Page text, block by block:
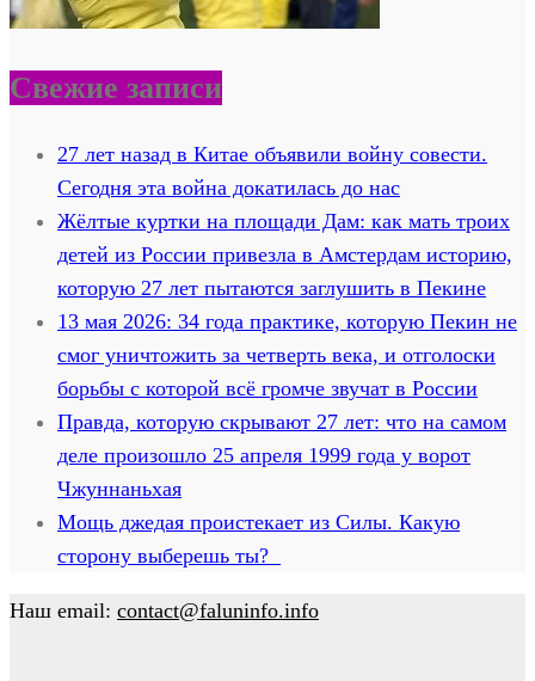
Свежие записи
27 лет назад в Китае объявили войну совести.
Сегодня эта война докатилась до нас
Жёлтые куртки на площади Дам: как мать троих
детей из России привезла в Амстердам историю,
которую 27 лет пытаются заглушить в Пекине
13 мая 2026: 34 года практике, которую Пекин не
смог уничтожить за четверть века, и отголоски
борьбы с которой всё громче звучат в России
Правда, которую скрывают 27 лет: что на самом
деле произошло 25 апреля 1999 года у ворот
Чжуннаньхая
Мощь джедая проистекает из Силы. Какую
сторону выберешь ты?
Наш email: contact@faluninfo.info